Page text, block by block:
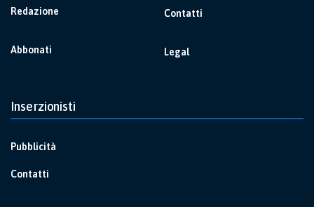
Redazione
Abbonati
Contatti
Legal
Inserzionisti
Pubblicità
Contatti